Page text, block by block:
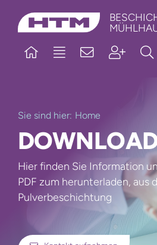
content
Sie sind hier: Home
Hier finden Sie Information
PDF zum herunterladen, aus
Pulverbeschichtung